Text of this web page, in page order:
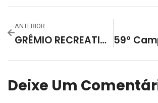
ANTERIOR
GRÊMIO RECREATIVO ESPORTIVO RESERVENSE – 1918/2020
Deixe Um